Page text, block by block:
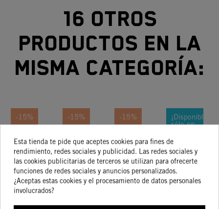
16 otros
productos en la
misma categoría:
-15%
Maneta
De
Embrague
Y Maneta
De Freno
61,83 €
52,56 €
-15%
Maneta
De
Embrague
Y Maneta
De Freno
51,73 €
43,97 €
-15%
Maneta
De
Embrague
Y Maneta
De Freno
123,66 €
105,11 €
¡Disponible
sólo en
-15%
PALANCA
DE
CAMBIOS
KTM SX
EXC
67,58 €
57,44 €
Esta tienda te pide que aceptes cookies para fines de
rendimiento, redes sociales y publicidad. Las redes sociales y
las cookies publicitarias de terceros se utilizan para ofrecerte
funciones de redes sociales y anuncios personalizados.
¿Aceptas estas cookies y el procesamiento de datos personales
involucrados?